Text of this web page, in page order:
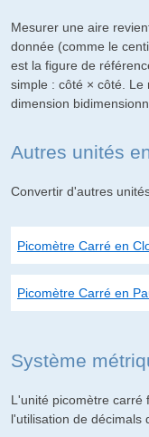
Mesurer une aire
donnée (comme le
est la figure de
simple : côté × côté.
dimension
Autres unités
Convertir d'autres
Picomètre Carré en
Picomètre Carré en
Système
L'unité picomètre carré
l'utilisation de décimals